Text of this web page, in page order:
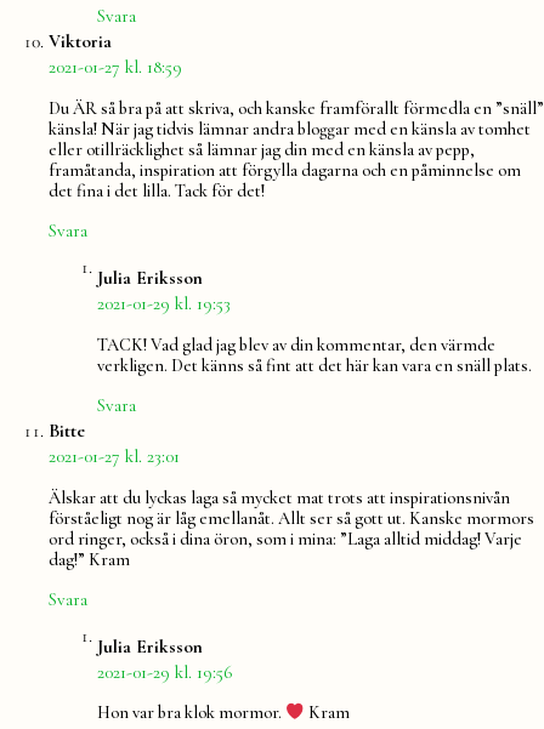
Svara
Viktoria
2021-01-27 kl. 18:59
Du ÄR så bra på att skriva, och kanske framförallt förmedla en ”snäll”
känsla! När jag tidvis lämnar andra bloggar med en känsla av tomhet
eller otillräcklighet så lämnar jag din med en känsla av pepp,
framåtanda, inspiration att förgylla dagarna och en påminnelse om
det fina i det lilla. Tack för det!
Svara
Julia Eriksson
2021-01-29 kl. 19:53
TACK! Vad glad jag blev av din kommentar, den värmde
verkligen. Det känns så fint att det här kan vara en snäll plats.
Svara
Bittesäger:
2021-01-27 kl. 23:01
Älskar att du lyckas laga så mycket mat trots att inspirationsnivån
förståeligt nog är låg emellanåt. Allt ser så gott ut. Kanske mormors
ord ringer, också i dina öron, som i mina: ”Laga alltid middag! Varje
dag!” Kram
Svara
Julia Eriksson
2021-01-29 kl. 19:56
Hon var bra klok mormor. Kram